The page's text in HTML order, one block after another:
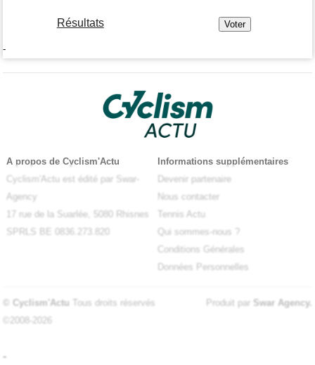
Résultats
-
A propos de Cyclism'Actu
Cyclism'Actu est édité par Swar-
Agency
17 rue de la Suarlée, 5080 Rhisnes
SPRLS BE 0836.273.820
Informations supplémentaires
Devenir partenaire
Nous contacter
Tennis Actu
Qui sommes-nous ?
Conditions Générales
Données Personnelles
© Cyclism'Actu Tous droits réservés
©2008-2026
Produit par Swar Agency.
-